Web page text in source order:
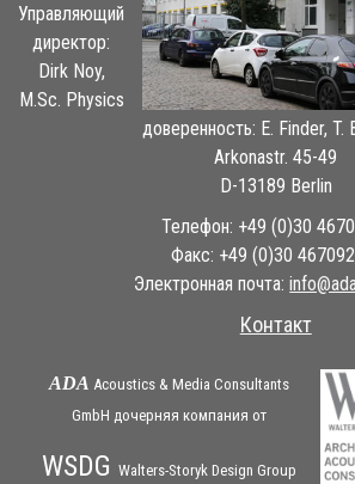
Управляющий
директор:
Dirk Noy,
M.Sc. Physics
доверенность: E. Finder, T.
Arkonastr. 45-49
D-13189 Berlin
Телефон: +49 (0)30
Факс: +49 (0)30
Электронная почта:ue.cma-
Контакт
ADA Acoustics & Media Consultants
GmbH дочерняя компания от
WSDG Walters-Storyk Design Group